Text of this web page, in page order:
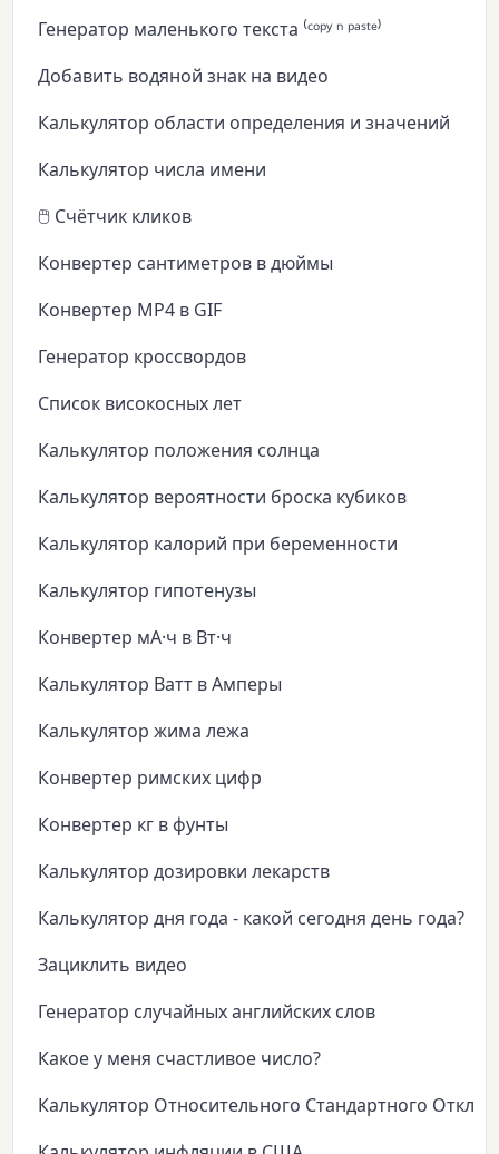
Генератор маленького текста ⁽ᶜᵒᵖʸ ⁿ ᵖᵃˢᵗᵉ⁾
Добавить водяной знак на видео
Калькулятор области определения и значений
Калькулятор числа имени
🖱️ Счётчик кликов
Конвертер сантиметров в дюймы
Конвертер MP4 в GIF
Генератор кроссвордов
Список високосных лет
Калькулятор положения солнца
Калькулятор вероятности броска кубиков
Калькулятор калорий при беременности
Калькулятор гипотенузы
Конвертер мА·ч в Вт·ч
Калькулятор Ватт в Амперы
Калькулятор жима лежа
Конвертер римских цифр
Конвертер кг в фунты
Калькулятор дозировки лекарств
Калькулятор дня года - какой сегодня день года?
Зациклить видео
Генератор случайных английских слов
Какое у меня счастливое число?
Калькулятор Относительного Стандартного